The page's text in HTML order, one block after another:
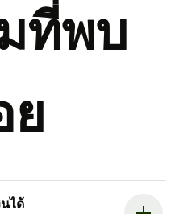
ที่พบ
ย
ได้